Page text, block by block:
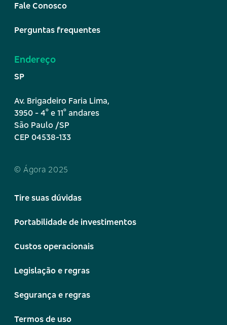
Fale Conosco
Perguntas frequentes
Endereço
SP
Av. Brigadeiro Faria Lima,
3950 - 4º e 11º andares
São Paulo /SP
CEP 04538-133
© Ágora 2025
Tire suas dúvidas
Portabilidade de investimentos
Custos operacionais
Legislação e regras
Segurança e regras
Termos de uso